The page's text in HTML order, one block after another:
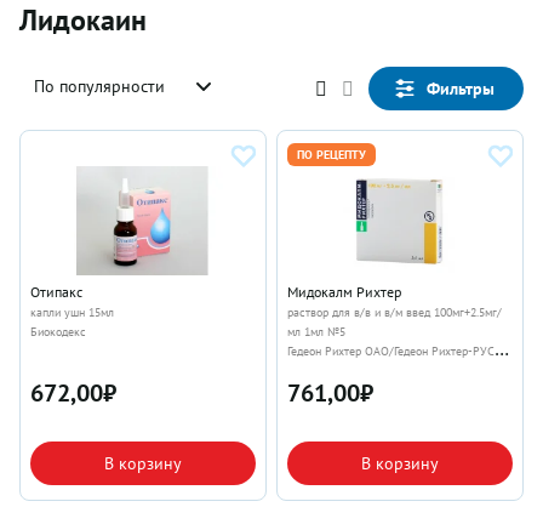
Лидокаин
По популярности Фильтры
Отипакс
капли ушн 15мл
Биокодекс
672,00₽
В корзину
ПО РЕЦЕПТУ
Мидокалм Рихтер
раствор для в/в и в/м введ 100мг+2.5мг/
мл 1мл №5
Гедеон Рихтер ОАО/Гедеон Рихтер-РУС
761,00₽
В корзину